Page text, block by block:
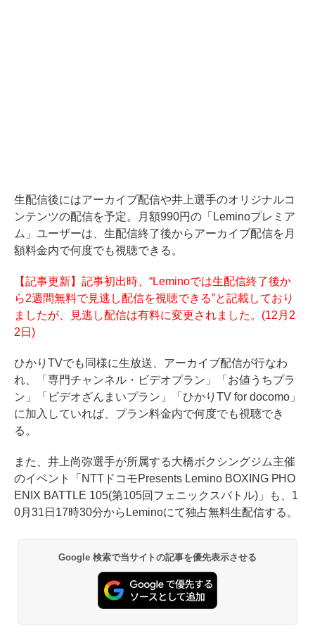
生配信後にはアーカイブ配信や井上選手のオリジナルコ
ンテンツの配信を予定。月額990円の「Leminoプレミア
ム」ユーザーは、生配信終了後からアーカイブ配信を月
額料金内で何度でも視聴できる。
【記事更新】記事初出時、“Leminoでは生配信終了後か
ら2週間無料で見逃し配信を視聴できる”と記載しており
ましたが、見逃し配信は有料に変更されました。(12月2
2日)
ひかりTVでも同様に生放送、アーカイブ配信が行なわ
れ、「専門チャンネル・ビデオプラン」「お値うちプラ
ン」「ビデオざんまいプラン」「ひかりTV for docomo」
に加入していれば、プラン料金内で何度でも視聴でき
る。
また、井上尚弥選手が所属する大橋ボクシングジム主催
のイベント「NTTドコモPresents Lemino BOXING PHO
ENIX BATTLE 105(第105回フェニックスバトル)」も、1
0月31日17時30分からLeminoにて独占無料生配信する。
Google 検索で当サイトの記事を優先表示させる